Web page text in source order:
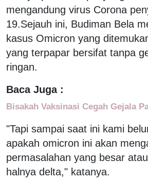
mengandung virus Corona
19.Sejauh ini, Budiman Bela
kasus Omicron yang
yang terpapar bersifat tanpa
ringan.
Baca Juga :
Bisakah Vaksinasi Cegah Gejala
"Tapi sampai saat ini kami
apakah omicron ini akan
permasalahan yang besar
halnya delta," katanya.